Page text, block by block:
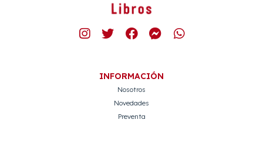
INFORMACIÓN
Nosotros
Novedades
Preventa